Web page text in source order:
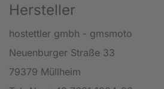
Hersteller
hostettler gmbh - gmsmoto
Neuenburger Straße 33
79379 Müllheim